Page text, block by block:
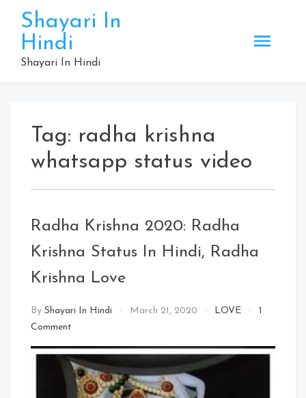
content
Shayari In
Hindi
Shayari In Hindi
Tag: radha krishna
whatsapp status video
Radha Krishna 2020: Radha
Krishna Status In Hindi, Radha
Krishna Love
By Shayari In Hindi March 21, 2020 LOVE
1
Comment
Krishna
2020:
Radha